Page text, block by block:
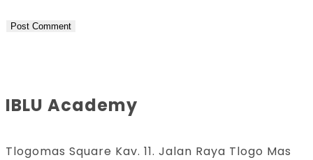
IBLU Academy
Tlogomas Square Kav. 11. Jalan Raya Tlogo Mas